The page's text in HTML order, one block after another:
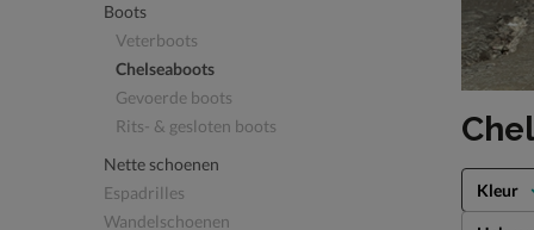
Boots
Veterboots
Chelseaboots
Gevoerde boots
Rits- & gesloten boots
Nette schoenen
Espadrilles
Wandelschoenen
Kleur